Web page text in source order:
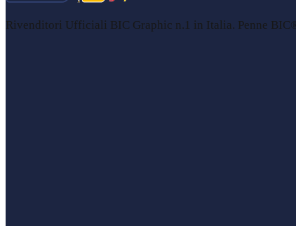
Rivenditori Ufficiali BIC Graphic n.1 in Italia. Penne